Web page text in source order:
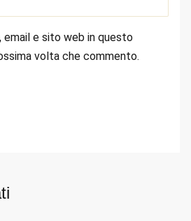
email e sito web in questo
volta che commento.